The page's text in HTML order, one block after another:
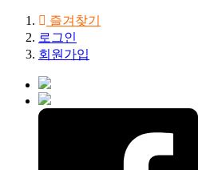
즐겨찾기
로그인
회원가입